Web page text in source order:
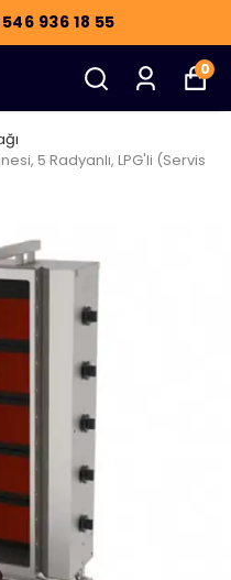
936 18 55
0
5 Radyanlı, LPG'li (Servis